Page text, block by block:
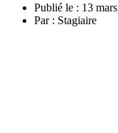
Publié le : 13
Par : Stagiaire